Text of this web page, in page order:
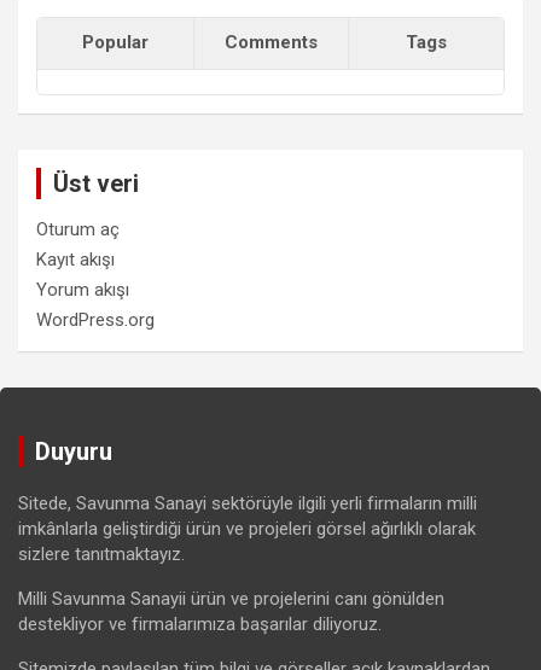
Popular Comments Tags
Üst veri
Oturum aç
Kayıt akışı
Yorum akışı
WordPress.org
Duyuru
Sitede, Savunma Sanayi sektörüyle ilgili yerli firmaların milli
imkânlarla geliştirdiği ürün ve projeleri görsel ağırlıklı olarak
sizlere tanıtmaktayız.
Milli Savunma Sanayii ürün ve projelerini canı gönülden
destekliyor ve firmalarımıza başarılar diliyoruz.